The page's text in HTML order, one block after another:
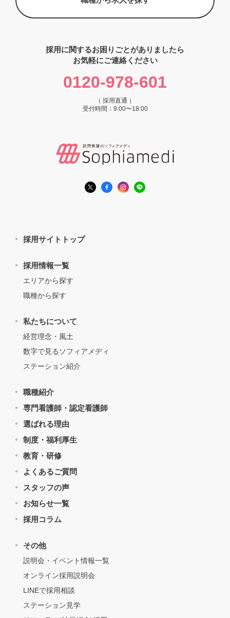
採用に関するお困りごとがありましたら
お気軽にご連絡ください
0120-978-601
（ 採用直通 ）
受付時間：9:00〜18:00
採用サイトトップ
採用情報一覧
エリアから探す
職種から探す
私たちについて
経営理念・風土
数字で見るソフィアメディ
ステーション紹介
職種紹介
専門看護師・認定看護師
選ばれる理由
制度・福利厚生
教育・研修
よくあるご質問
スタッフの声
お知らせ一覧
採用コラム
その他
説明会・イベント情報一覧
オンライン採用説明会
LINEで採用相談
ステーション見学